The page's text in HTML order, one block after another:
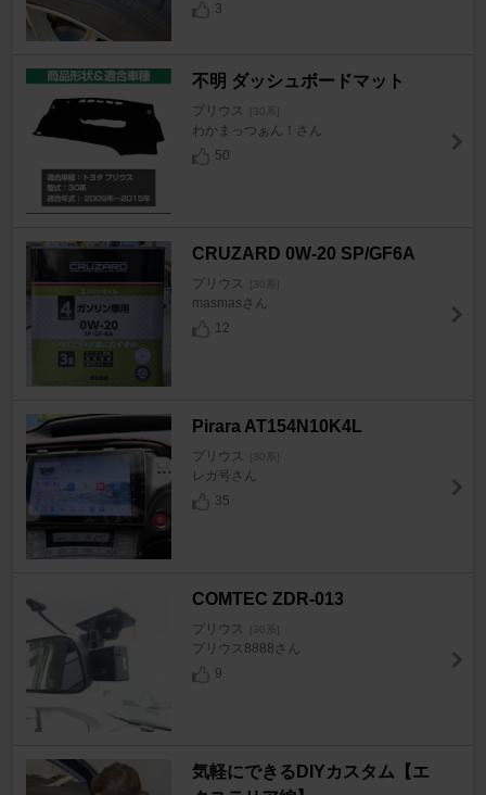
3
不明 ダッシュボードマット
プリウス [30系]
わかまっつぁん！さん
50
CRUZARD 0W-20 SP/GF6A
プリウス [30系]
masmasさん
12
Pirara AT154N10K4L
プリウス [30系]
レガ号さん
35
COMTEC ZDR-013
プリウス [30系]
プリウス8888さん
9
気軽にできるDIYカスタム【エ